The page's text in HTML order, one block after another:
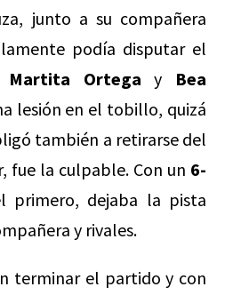
junto a su compañera
podía disputar el
Martita Ortega y Bea
lesión en el tobillo, quizá
también a retirarse del
fue la culpable. Con un 6-
primero, dejaba la pista
y rivales.
terminar el partido y con